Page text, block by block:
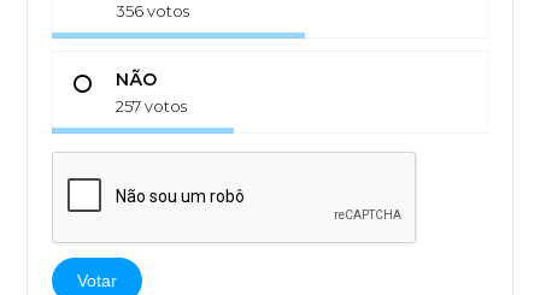
356 votos
NÃO
257 votos
Votar